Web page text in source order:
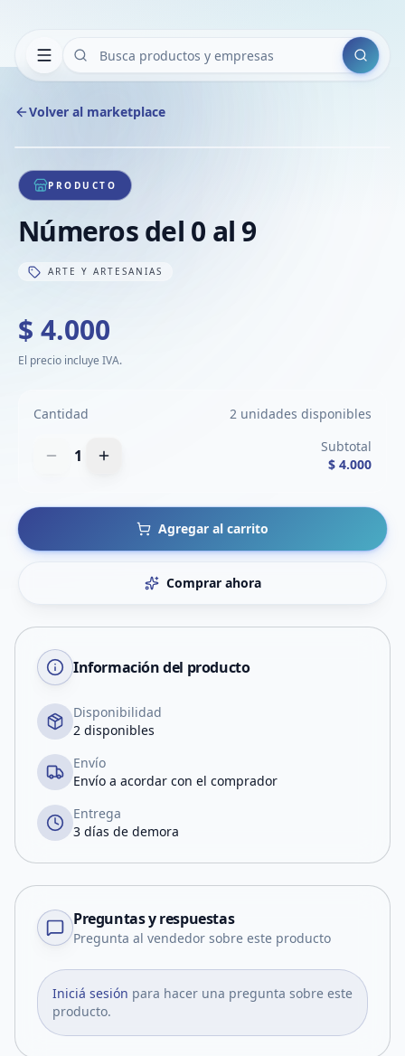
Buscar
Volver al marketplace
1/1
PRODUCTO
Números del 0 al 9
ARTE Y ARTESANIAS
$ 4.000
El precio incluye IVA.
Cantidad 2 unidades disponibles
1
Subtotal
$ 4.000
Agregar al carrito
Comprar ahora
Información del producto
Disponibilidad
2 disponibles
Envío
Envío a acordar con el comprador
Entrega
3 días de demora
Preguntas y respuestas
Pregunta al vendedor sobre este producto
Iniciá sesión para hacer una pregunta sobre este
producto.